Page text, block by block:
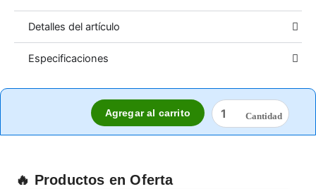
Detalles del artículo
Especificaciones
COFIA
MALLA
NEGRA
Agregar al carrito
🔥 Productos en Oferta